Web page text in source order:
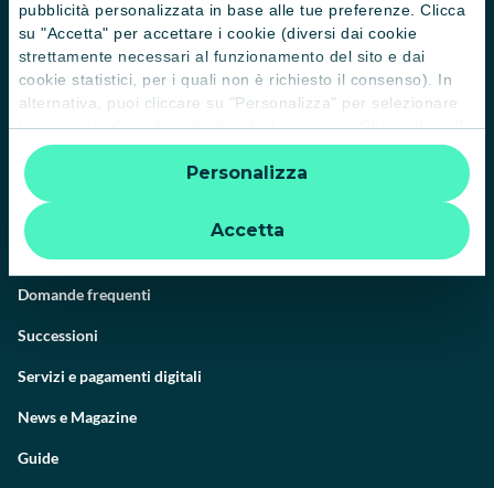
pubblicità personalizzata in base alle tue preferenze. Clicca
su "Accetta" per accettare i cookie (diversi dai cookie
strettamente necessari al funzionamento del sito e dai
cookie statistici, per i quali non è richiesto il consenso). In
alternativa, puoi cliccare su "Personalizza" per selezionare
le categorie di cookie che desideri accettare. Cliccando sulla
“X” le impostazioni predefinite vengono lasciate invariate e
quindi la navigazione può continuare senza cookie o altri
strumenti di tracciamento diversi da quelli tecnici. Per
ulteriori informazioni:
informativa privacy
Accetta
Personalizza
Il Gruppo
Trova filiali
Contattaci
Domande frequenti
Successioni
Servizi e pagamenti digitali
News e Magazine
Guide